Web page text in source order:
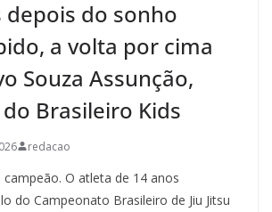
depois do sonho
a volta por cima
Souza Assunção,
Brasileiro Kids
redacao
campeão. O atleta de 14 anos
do Campeonato Brasileiro de Jiu Jitsu